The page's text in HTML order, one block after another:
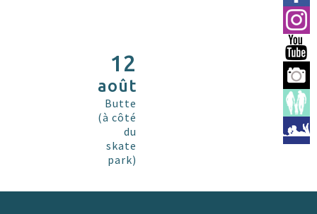
You
12
août
Butte
(à côté
du
skate
park)